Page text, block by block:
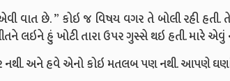
વાત છે. ” કોઇ જ વિષય વગર તે બોલી રહી હતી.
લઇને હું ખોટી તારા ઉપર ગુસ્સે થઇ હતી. મારે એવું
નથી. અને હવે એનો કોઇ મતલબ પણ નથી. આપણે